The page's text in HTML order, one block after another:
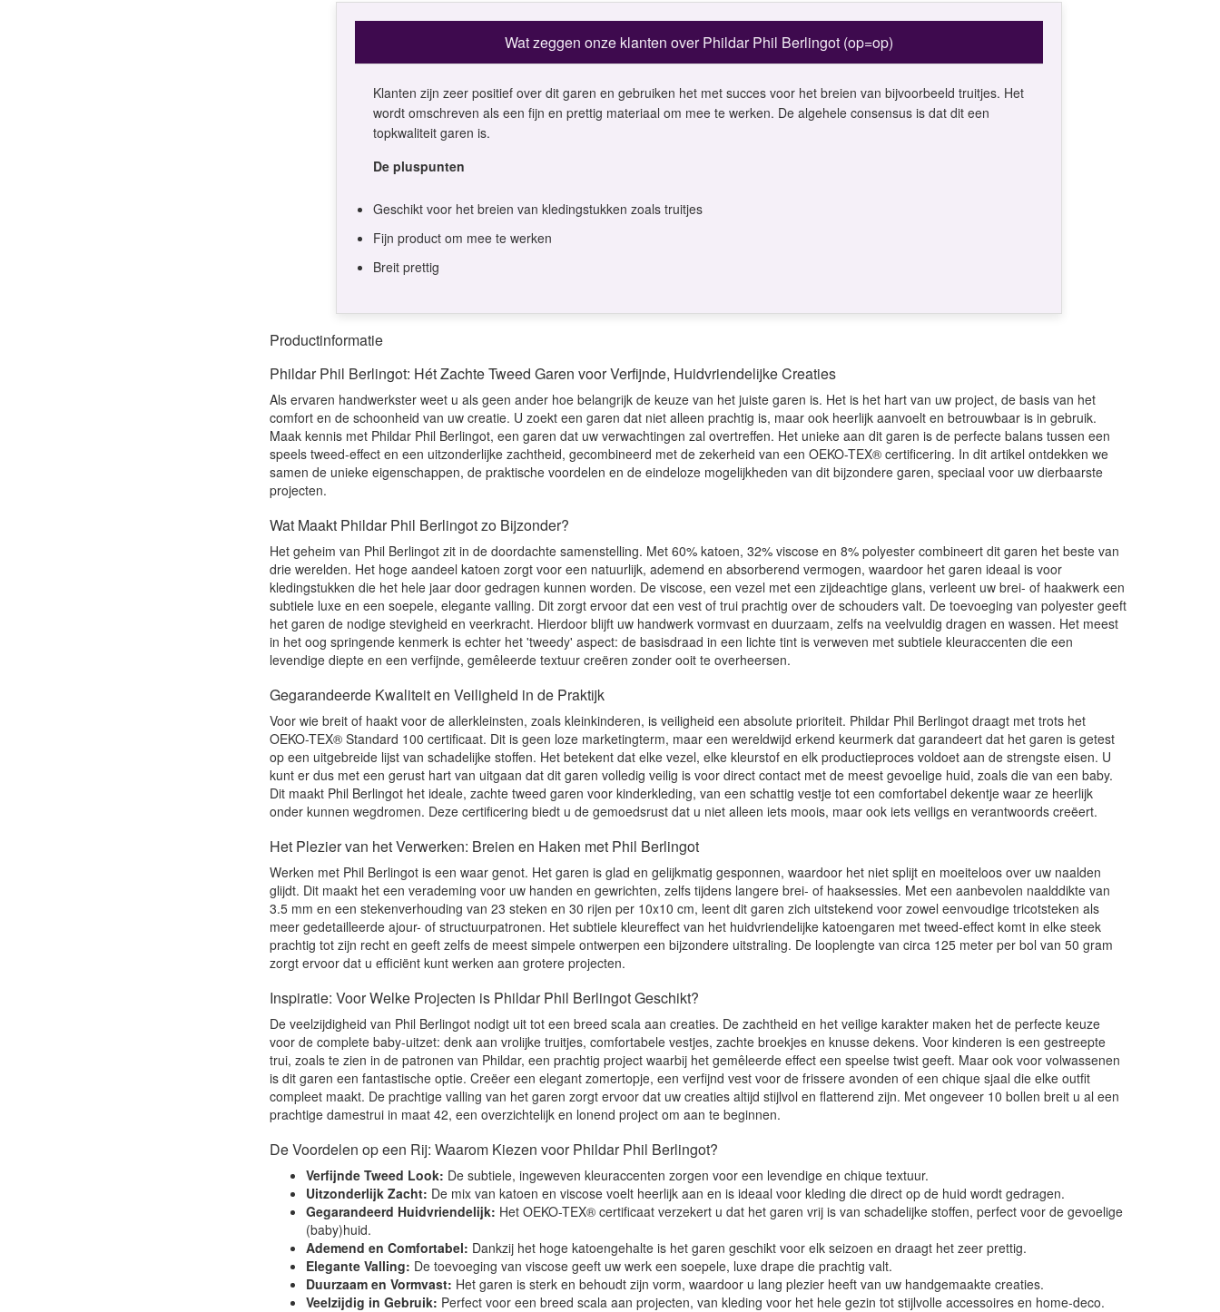
Desondanks zou ik deze shop
zeker wel aanbevelen wat betreft
de viltwol. Goede prijs/kwaliteit
Wat zeggen onze klanten over Phildar Phil Berlingot (op=op)
Klanten zijn zeer positief over dit garen en gebruiken het met succes voor het breien van bijvoorbeeld truitjes. Het
wordt omschreven als een fijn en prettig materiaal om mee te werken. De algehele consensus is dat dit een
topkwaliteit garen is.
De pluspunten
Geschikt voor het breien van kledingstukken zoals truitjes
Fijn product om mee te werken
Breit prettig
Productinformatie
Phildar Phil Berlingot: Hét Zachte Tweed Garen voor Verfijnde, Huidvriendelijke Creaties
Als ervaren handwerkster weet u als geen ander hoe belangrijk de keuze van het juiste garen is. Het is het hart van uw project, de basis van het
comfort en de schoonheid van uw creatie. U zoekt een garen dat niet alleen prachtig is, maar ook heerlijk aanvoelt en betrouwbaar is in gebruik.
Maak kennis met Phildar Phil Berlingot, een garen dat uw verwachtingen zal overtreffen. Het unieke aan dit garen is de perfecte balans tussen een
speels tweed-effect en een uitzonderlijke zachtheid, gecombineerd met de zekerheid van een OEKO-TEX® certificering. In dit artikel ontdekken we
samen de unieke eigenschappen, de praktische voordelen en de eindeloze mogelijkheden van dit bijzondere garen, speciaal voor uw dierbaarste
projecten.
Wat Maakt Phildar Phil Berlingot zo Bijzonder?
Het geheim van Phil Berlingot zit in de doordachte samenstelling. Met 60% katoen, 32% viscose en 8% polyester combineert dit garen het beste van
drie werelden. Het hoge aandeel katoen zorgt voor een natuurlijk, ademend en absorberend vermogen, waardoor het garen ideaal is voor
kledingstukken die het hele jaar door gedragen kunnen worden. De viscose, een vezel met een zijdeachtige glans, verleent uw brei- of haakwerk een
subtiele luxe en een soepele, elegante valling. Dit zorgt ervoor dat een vest of trui prachtig over de schouders valt. De toevoeging van polyester geeft
het garen de nodige stevigheid en veerkracht. Hierdoor blijft uw handwerk vormvast en duurzaam, zelfs na veelvuldig dragen en wassen. Het meest
in het oog springende kenmerk is echter het 'tweedy' aspect: de basisdraad in een lichte tint is verweven met subtiele kleuraccenten die een
levendige diepte en een verfijnde, gemêleerde textuur creëren zonder ooit te overheersen.
Gegarandeerde Kwaliteit en Veiligheid in de Praktijk
Voor wie breit of haakt voor de allerkleinsten, zoals kleinkinderen, is veiligheid een absolute prioriteit. Phildar Phil Berlingot draagt met trots het
OEKO-TEX® Standard 100 certificaat. Dit is geen loze marketingterm, maar een wereldwijd erkend keurmerk dat garandeert dat het garen is getest
op een uitgebreide lijst van schadelijke stoffen. Het betekent dat elke vezel, elke kleurstof en elk productieproces voldoet aan de strengste eisen. U
kunt er dus met een gerust hart van uitgaan dat dit garen volledig veilig is voor direct contact met de meest gevoelige huid, zoals die van een baby.
Dit maakt Phil Berlingot het ideale, zachte tweed garen voor kinderkleding, van een schattig vestje tot een comfortabel dekentje waar ze heerlijk
onder kunnen wegdromen. Deze certificering biedt u de gemoedsrust dat u niet alleen iets moois, maar ook iets veiligs en verantwoords creëert.
Het Plezier van het Verwerken: Breien en Haken met Phil Berlingot
Werken met Phil Berlingot is een waar genot. Het garen is glad en gelijkmatig gesponnen, waardoor het niet splijt en moeiteloos over uw naalden
glijdt. Dit maakt het een verademing voor uw handen en gewrichten, zelfs tijdens langere brei- of haaksessies. Met een aanbevolen naalddikte van
3.5 mm en een stekenverhouding van 23 steken en 30 rijen per 10x10 cm, leent dit garen zich uitstekend voor zowel eenvoudige tricotsteken als
meer gedetailleerde ajour- of structuurpatronen. Het subtiele kleureffect van het huidvriendelijke katoengaren met tweed-effect komt in elke steek
prachtig tot zijn recht en geeft zelfs de meest simpele ontwerpen een bijzondere uitstraling. De looplengte van circa 125 meter per bol van 50 gram
zorgt ervoor dat u efficiënt kunt werken aan grotere projecten.
Inspiratie: Voor Welke Projecten is Phildar Phil Berlingot Geschikt?
De veelzijdigheid van Phil Berlingot nodigt uit tot een breed scala aan creaties. De zachtheid en het veilige karakter maken het de perfecte keuze
voor de complete baby-uitzet: denk aan vrolijke truitjes, comfortabele vestjes, zachte broekjes en knusse dekens. Voor kinderen is een gestreepte
trui, zoals te zien in de patronen van Phildar, een prachtig project waarbij het gemêleerde effect een speelse twist geeft. Maar ook voor volwassenen
is dit garen een fantastische optie. Creëer een elegant zomertopje, een verfijnd vest voor de frissere avonden of een chique sjaal die elke outfit
compleet maakt. De prachtige valling van het garen zorgt ervoor dat uw creaties altijd stijlvol en flatterend zijn. Met ongeveer 10 bollen breit u al een
prachtige damestrui in maat 42, een overzichtelijk en lonend project om aan te beginnen.
De Voordelen op een Rij: Waarom Kiezen voor Phildar Phil Berlingot?
Verfijnde Tweed Look: De subtiele, ingeweven kleuraccenten zorgen voor een levendige en chique textuur.
Uitzonderlijk Zacht: De mix van katoen en viscose voelt heerlijk aan en is ideaal voor kleding die direct op de huid wordt gedragen.
Gegarandeerd Huidvriendelijk: Het OEKO-TEX® certificaat verzekert u dat het garen vrij is van schadelijke stoffen, perfect voor de gevoelige
(baby)huid.
Ademend en Comfortabel: Dankzij het hoge katoengehalte is het garen geschikt voor elk seizoen en draagt het zeer prettig.
Elegante Valling: De toevoeging van viscose geeft uw werk een soepele, luxe drape die prachtig valt.
Duurzaam en Vormvast: Het garen is sterk en behoudt zijn vorm, waardoor u lang plezier heeft van uw handgemaakte creaties.
Veelzijdig in Gebruik: Perfect voor een breed scala aan projecten, van kleding voor het hele gezin tot stijlvolle accessoires en home-deco.